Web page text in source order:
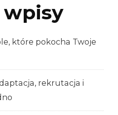
które pokocha Twoje
rekrutacja i